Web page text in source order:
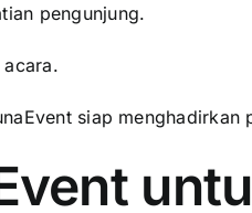
pengunjung.
siap menghadirkan